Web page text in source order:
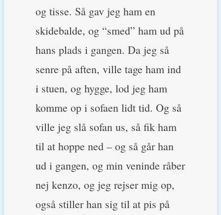
og tisse. Så gav jeg ham en
skidebalde, og “smed” ham ud på
hans plads i gangen. Da jeg så
senre på aften, ville tage ham ind
i stuen, og hygge, lod jeg ham
komme op i sofaen lidt tid. Og så
ville jeg slå sofan us, så fik ham
til at hoppe ned – og så går han
ud i gangen, og min veninde råber
nej kenzo, og jeg rejser mig op,
også stiller han sig til at pis på